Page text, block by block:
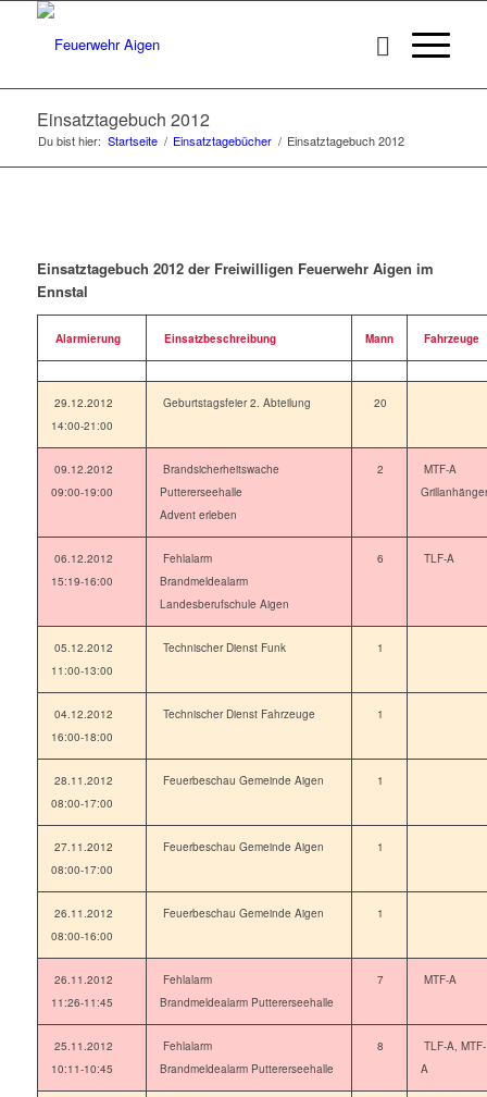
Einsatztagebuch 2012
Du bist hier: Startseite / Einsatztagebücher / Einsatztagebuch 2012
Einsatztagebuch 2012 der Freiwilligen Feuerwehr Aigen im
Ennstal
Alarmierung Einsatzbeschreibung Mann Fahrzeuge
29.12.2012
14:00-21:00
Geburtstagsfeier 2. Abteilung 20
09.12.2012
09:00-19:00
Brandsicherheitswache
Puttererseehalle
Advent erleben
2
MTF-A
Grillanhänger
06.12.2012
15:19-16:00
Fehlalarm
Brandmeldealarm
Landesberufschule Aigen
6 TLF-A
05.12.2012
11:00-13:00
Technischer Dienst Funk 1
04.12.2012
16:00-18:00
Technischer Dienst Fahrzeuge 1
28.11.2012
08:00-17:00
Feuerbeschau Gemeinde Aigen 1
27.11.2012
08:00-17:00
Feuerbeschau Gemeinde Aigen 1
26.11.2012
08:00-16:00
Feuerbeschau Gemeinde Aigen 1
26.11.2012
11:26-11:45
Fehlalarm
Brandmeldealarm Puttererseehalle
7 MTF-A
25.11.2012
10:11-10:45
Fehlalarm
Brandmeldealarm Puttererseehalle
8
TLF-A, MTF-
A